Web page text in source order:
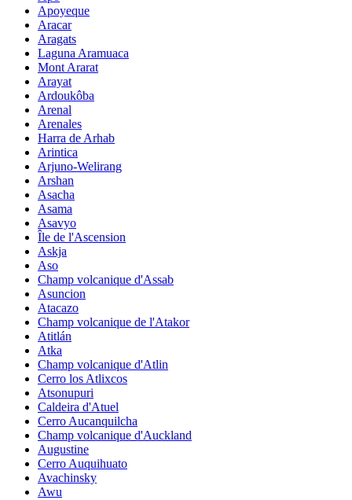
Apoyeque
Aracar
Aragats
Laguna Aramuaca
Mont Ararat
Arayat
Ardoukôba
Arenal
Arenales
Harra de Arhab
Arintica
Arjuno-Welirang
Arshan
Asacha
Asama
Asavyo
Île de l'Ascension
Askja
Aso
Champ volcanique d'Assab
Asuncion
Atacazo
Champ volcanique de l'Atakor
Atitlán
Atka
Champ volcanique d'Atlin
Cerro los Atlixcos
Atsonupuri
Caldeira d'Atuel
Cerro Aucanquilcha
Champ volcanique d'Auckland
Augustine
Cerro Auquihuato
Avachinsky
Awu